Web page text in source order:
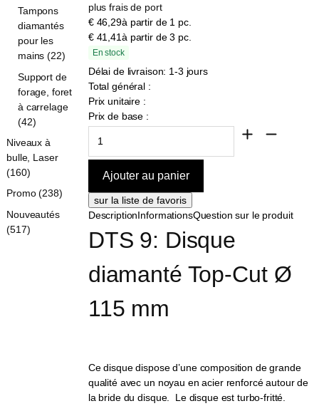
plus frais de port
€ 46,29à partir de 1 pc.
€ 41,41à partir de 3 pc.
En stock
Délai de livraison: 1-3 jours
Total général :
Prix unitaire :
Prix de base :
DescriptionInformationsQuestion sur le produit
DTS 9: Disque
diamanté Top-Cut Ø
115 mm
Ce disque dispose d’une composition de grande
qualité avec un noyau en acier renforcé autour de
la bride du disque. Le disque est turbo-fritté.
Tampons
diamantés
pour les
mains (22)
Support de
forage, foret
à carrelage
(42)
Niveaux à
bulle, Laser
(160)
Promo (238)
Nouveautés
(517)